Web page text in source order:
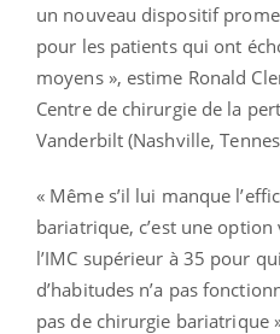
un nouveau dispositif
pour les patients qui ont
moyens », estime Ronald
Centre de chirurgie de la
Vanderbilt (Nashville,
« Même s’il lui manque
bariatrique, c’est une
l’IMC supérieur à 35 pour
d’habitudes n’a pas
pas de chirurgie bariatrique